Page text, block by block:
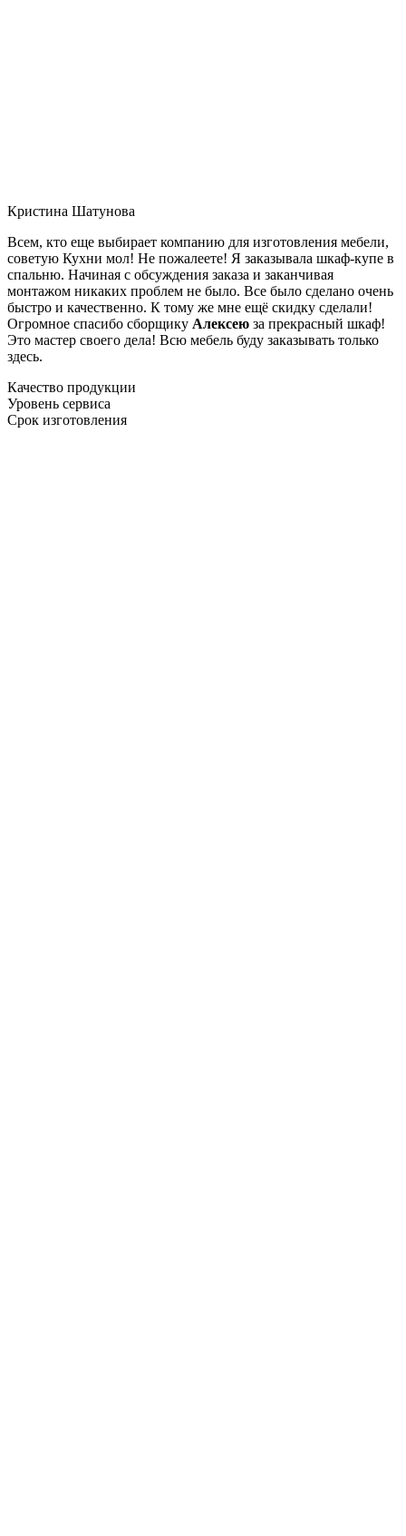
Кристина Шатунова
Всем, кто еще выбирает компанию для изготовления мебели,
советую Кухни мол! Не пожалеете! Я заказывала шкаф-купе в
спальню. Начиная с обсуждения заказа и заканчивая
монтажом никаких проблем не было. Все было сделано очень
быстро и качественно. К тому же мне ещё скидку сделали!
Огромное спасибо сборщику Алексею за прекрасный шкаф!
Это мастер своего дела! Всю мебель буду заказывать только
здесь.
Качество продукции
Уровень сервиса
Срок изготовления